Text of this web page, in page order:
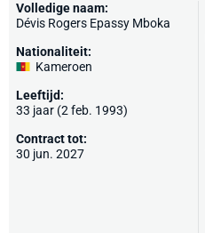
Volledige naam:
Dévis Rogers Epassy Mboka
Nationaliteit:
Kameroen
Leeftijd:
33 jaar (2 feb. 1993)
Contract tot:
30 jun. 2027